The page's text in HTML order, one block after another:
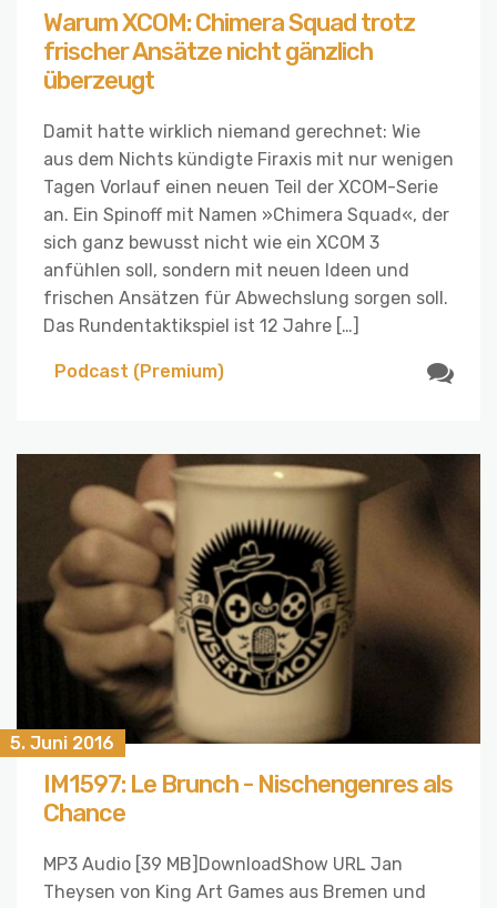
Warum XCOM: Chimera Squad trotz
frischer Ansätze nicht gänzlich
überzeugt
Damit hatte wirklich niemand gerechnet: Wie
aus dem Nichts kündigte Firaxis mit nur wenigen
Tagen Vorlauf einen neuen Teil der XCOM-Serie
an. Ein Spinoff mit Namen »Chimera Squad«, der
sich ganz bewusst nicht wie ein XCOM 3
anfühlen soll, sondern mit neuen Ideen und
frischen Ansätzen für Abwechslung sorgen soll.
Das Rundentaktikspiel ist 12 Jahre […]
Podcast (Premium)
5. Juni 2016
IM1597: Le Brunch - Nischengenres als
Chance
MP3 Audio [39 MB]DownloadShow URL Jan
Theysen von King Art Games aus Bremen und